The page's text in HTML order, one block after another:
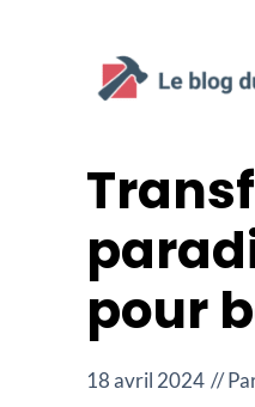
pour
18 avril 2024 //